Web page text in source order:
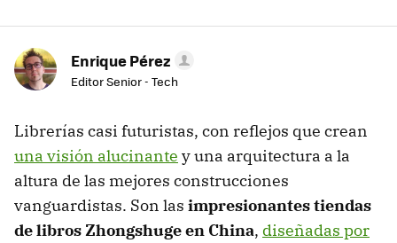
Enrique Pérez
Editor Senior - Tech
Librerías casi futuristas, con reflejos que crean
una visión alucinante y una arquitectura a la
altura de las mejores construcciones
vanguardistas. Son las impresionantes tiendas
de libros Zhongshuge en China, diseñadas por